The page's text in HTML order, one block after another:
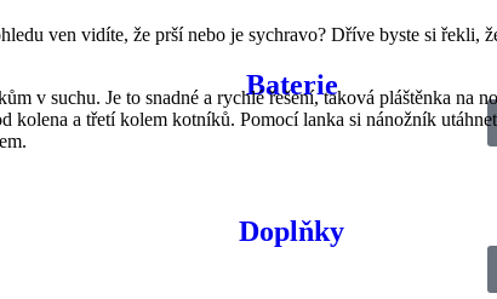
Baterie
Doplňky
ven vidíte, že prší nebo je sychravo? Dříve byste si řekli,
v suchu. Je to snadné a rychlé řešení, taková pláštěnka na
kolena a třetí kolem kotníků. Pomocí lanka si nánožník